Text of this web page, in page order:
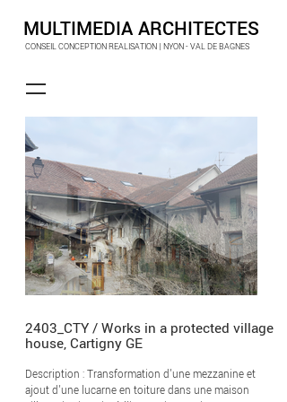
CONSEIL CONCEPTION REALISATION | NYON - VAL DE BAGNES
MULTIMEDIA ARCHITECTES
2403_CTY / Works in a protected village
house, Cartigny GE
Description : Transformation d'une mezzanine et
ajout d'une lucarne en toiture dans une maison